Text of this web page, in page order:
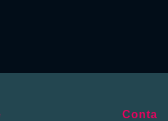
Conta